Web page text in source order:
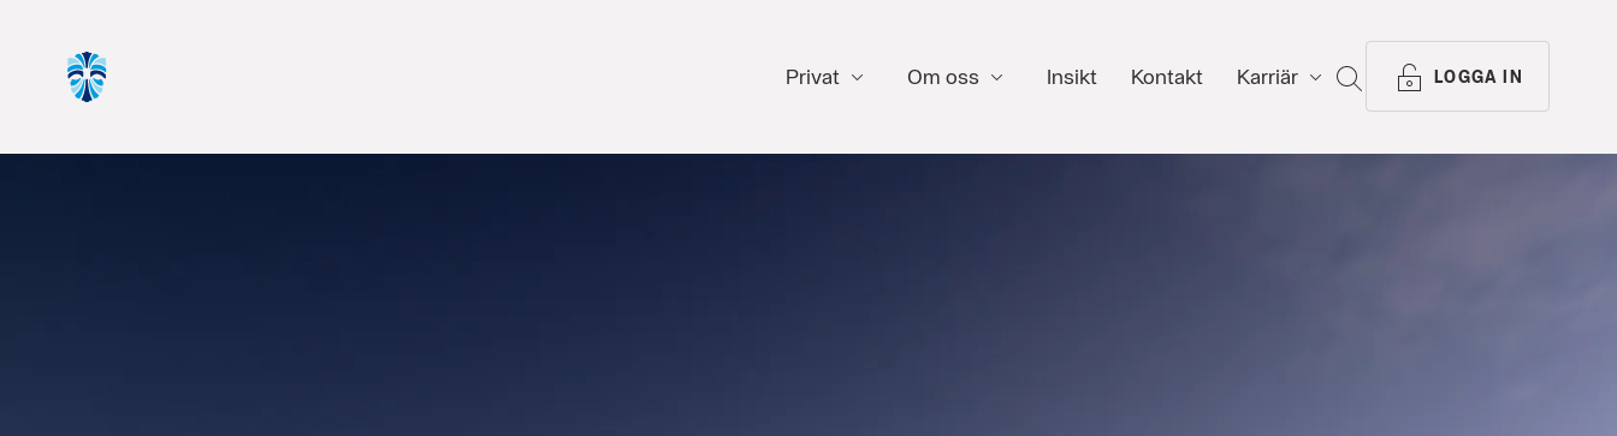
Privat Om oss Insikt Kontakt Karriär SÖK LOGGA IN